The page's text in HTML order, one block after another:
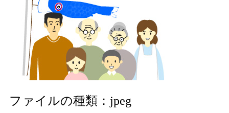
ファイルの種類：jpeg